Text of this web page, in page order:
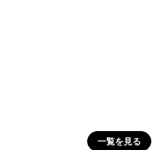
一覧を見る